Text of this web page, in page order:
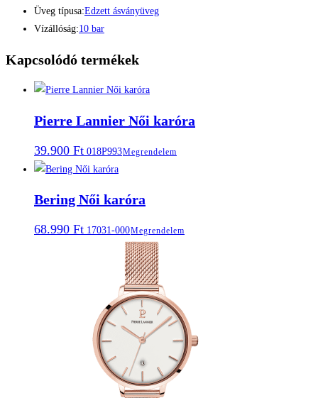
Üveg típusa:Edzett ásványüveg
Vízállóság:10 bar
Kapcsolódó termékek
Pierre Lannier Női karóra
39.900 Ft 018P993Megrendelem
Bering Női karóra
68.990 Ft 17031-000Megrendelem